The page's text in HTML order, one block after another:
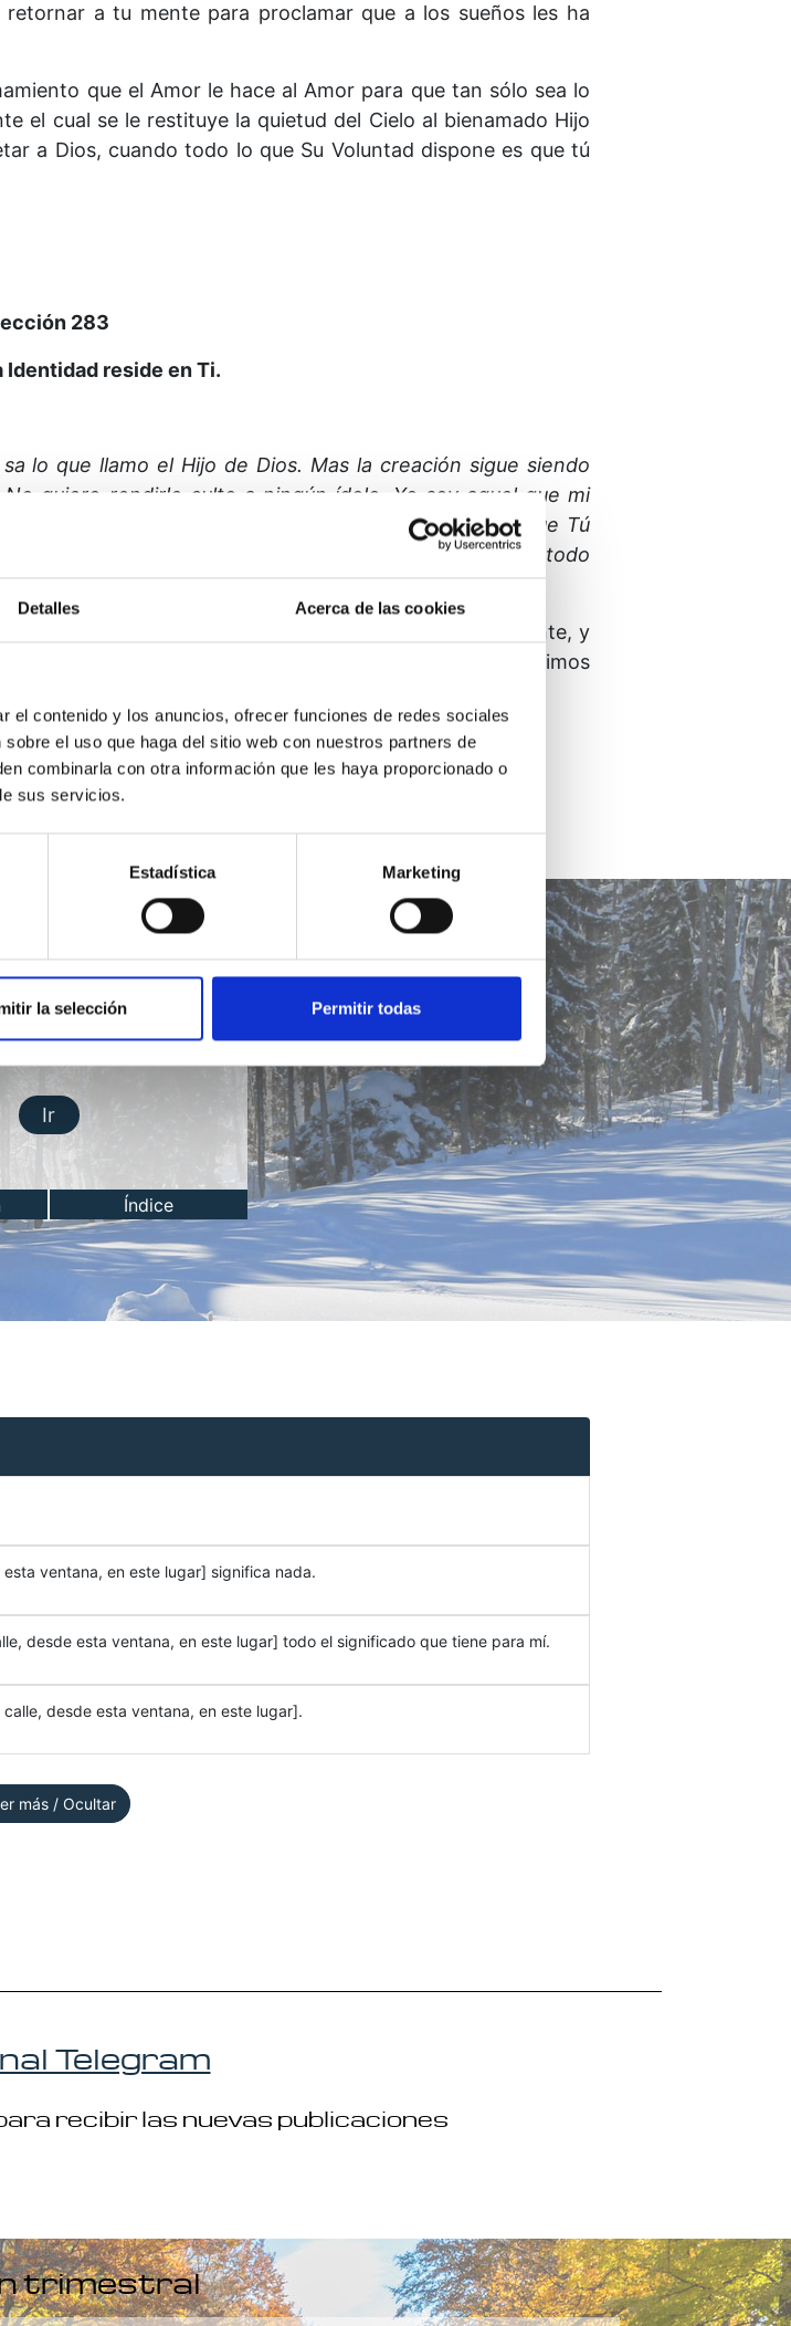
Detalles Acerca de las cookies
el contenido y los anuncios, ofrecer funciones de redes sociales
el uso que haga del sitio web con nuestros partners de
combinarla con otra información que les haya proporcionado o
sus servicios.
Estadística Marketing
la selección Permitir todas
a tu mente para proclamar que a los sueños les ha
que el Amor le hace al Amor para que tan sólo sea lo
el cual se le restituye la quietud del Cielo al bienamado Hijo
a Dios, cuando todo lo que Su Voluntad dispone es que tú
283
Identidad reside en Ti.
lo que llamo el Hijo de Dios. Mas la creación sigue siendo
No quiero rendirle culto a ningún ídolo.
Yo soy aquel que mi
y el Amor de Dios.
¿Cómo no va a estar a salvo lo que Tú
Tu Hijo mi verdadera Identidad, toda vez que Tú creaste todo
ya que Dios nuestro Padre es nuestra única Fuente, y
ofrecemos nuestra bendición a todas las cosas y nos unimos
que sea uno con nosotros.
del día
Ir
Índice
ventana, en este lugar] significa nada.
desde esta ventana, en este lugar] todo el significado que tiene para mí.
desde esta ventana, en este lugar].
más / Ocultar
Telegram
recibir las nuevas publicaciones
trimestral